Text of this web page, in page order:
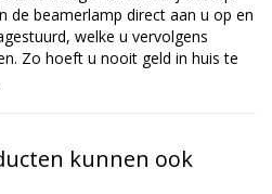
de beamerlamp direct aan u op en
welke u vervolgens
Zo hoeft u nooit geld in huis te
kunnen ook